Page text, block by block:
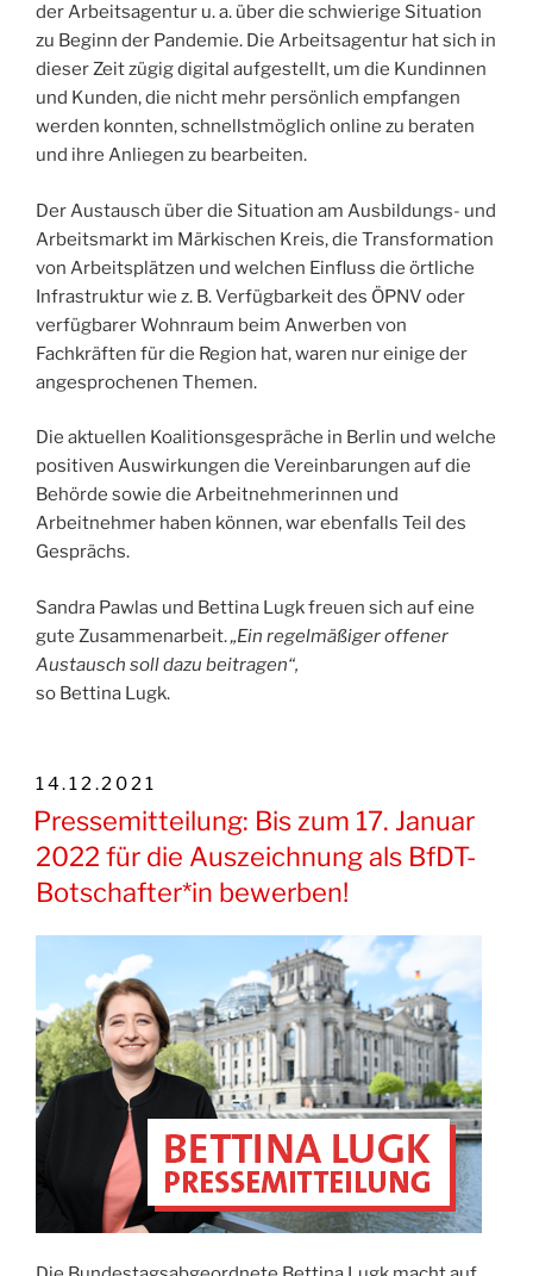
der Arbeitsagentur u. a. über die schwierige Situation
zu Beginn der Pandemie. Die Arbeitsagentur hat sich in
dieser Zeit zügig digital aufgestellt, um die Kundinnen
und Kunden, die nicht mehr persönlich empfangen
werden konnten, schnellstmöglich online zu beraten
und ihre Anliegen zu bearbeiten.
Der Austausch über die Situation am Ausbildungs- und
Arbeitsmarkt im Märkischen Kreis, die Transformation
von Arbeitsplätzen und welchen Einfluss die örtliche
Infrastruktur wie z. B. Verfügbarkeit des ÖPNV oder
verfügbarer Wohnraum beim Anwerben von
Fachkräften für die Region hat, waren nur einige der
angesprochenen Themen.
Die aktuellen Koalitionsgespräche in Berlin und welche
positiven Auswirkungen die Vereinbarungen auf die
Behörde sowie die Arbeitnehmerinnen und
Arbeitnehmer haben können, war ebenfalls Teil des
Gesprächs.
Sandra Pawlas und Bettina Lugk freuen sich auf eine
gute Zusammenarbeit.„Ein regelmäßiger offener
Austausch soll dazu beitragen“,
so Bettina Lugk.
VERÖFFENTLICHT
AM
14.12.2021
Pressemitteilung: Bis zum 17. Januar
2022 für die Auszeichnung als BfDT-
Botschafter*in bewerben!